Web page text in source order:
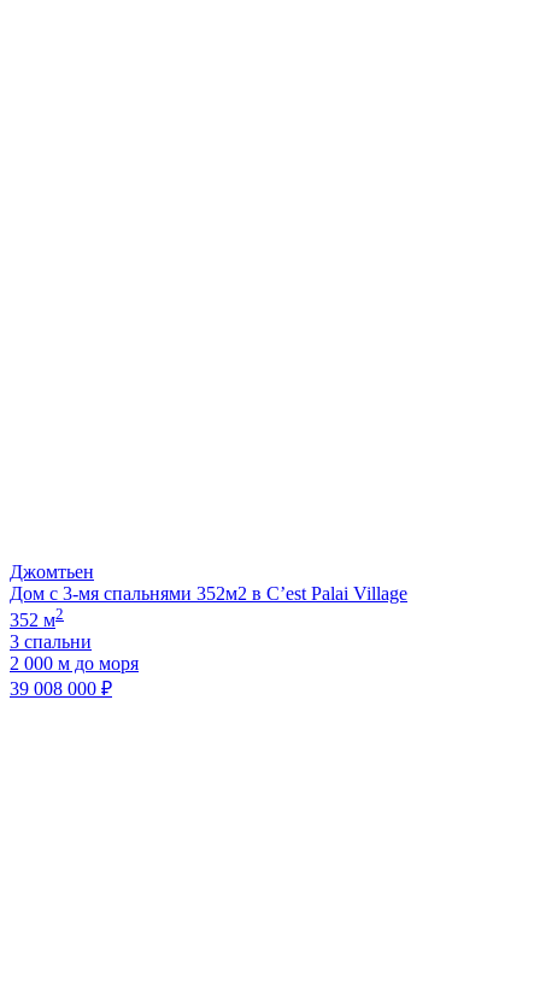
Джомтьен
Дом с 3-мя спальнями 352м2 в C’est Palai Village
352 м2
3 спальни
2 000 м до моря
39 008 000 ₽